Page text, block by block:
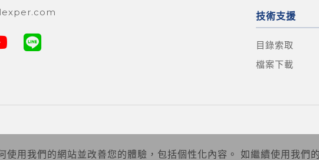
使用我們的網站並改善您的體驗，包括個性化內容。 如繼續使用我們
技術支援
目錄索取
檔案下載